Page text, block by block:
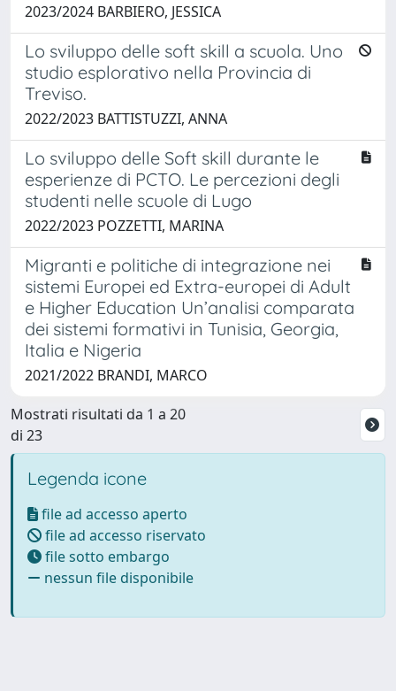
2023/2024 BARBIERO, JESSICA
Lo sviluppo delle soft skill a scuola. Uno
studio esplorativo nella Provincia di
Treviso.
2022/2023 BATTISTUZZI, ANNA
Lo sviluppo delle Soft skill durante le
esperienze di PCTO. Le percezioni degli
studenti nelle scuole di Lugo
2022/2023 POZZETTI, MARINA
Migranti e politiche di integrazione nei
sistemi Europei ed Extra-europei di Adult
e Higher Education Un’analisi comparata
dei sistemi formativi in Tunisia, Georgia,
Italia e Nigeria
2021/2022 BRANDI, MARCO
Mostrati risultati da 1 a 20
di 23
Legenda icone
file ad accesso aperto
file ad accesso riservato
file sotto embargo
nessun file disponibile